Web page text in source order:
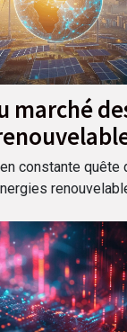
marché
l'économie
constante quête